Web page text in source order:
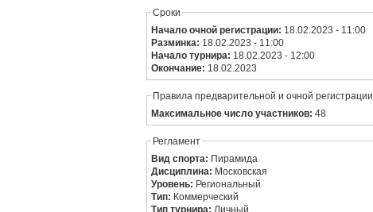
Сроки
Начало очной регистрации: 18.02.2023 - 11:00
Разминка: 18.02.2023 - 11:00
Начало турнира: 18.02.2023 - 12:00
Окончание: 18.02.2023
Правила предварительной и очной регистрации
Максимальное число участников:48
Регламент
Вид спорта: Пирамида
Дисциплина: Московская
Уровень: Региональный
Тип: Коммерческий
Тип турнира: Личный